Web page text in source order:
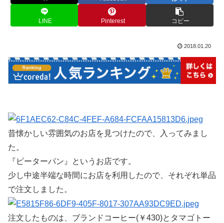
LINE Pinterest コピー
2018.01.20
昔懐かしい雰囲気のお店を見つけたので、入ってみまし
た。
『ピーターパン』というお店です。
少し中途半端な時間にお店を利用したので、それぞれ単品
で注文しました。
注文したものは、ブランドコーヒー(￥430)とタマゴトー